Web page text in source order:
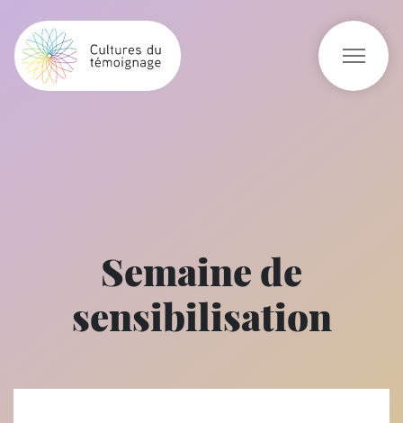
Semaine de
sensibilisation